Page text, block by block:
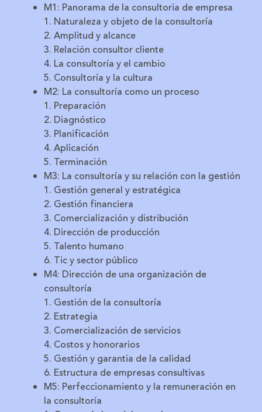
M1: Panorama de la consultoria de empresa
1. Naturaleza y objeto de la consultoría
2. Amplitud y alcance
3. Relación consultor cliente
4. La consultoría y el cambio
5. Consultoría y la cultura
M2: La consultoría como un proceso
1. Preparación
2. Diagnóstico
3. Planificación
4. Aplicación
5. Terminación
M3: La consultoría y su relación con la gestión
1. Gestión general y estratégica
2. Gestión financiera
3. Comercialización y distribución
4. Dirección de producción
5. Talento humano
6. Tic y sector público
M4: Dirección de una organización de
consultoría
1. Gestión de la consultoría
2. Estrategia
3. Comercialización de servicios
4. Costos y honorarios
5. Gestión y garantia de la calidad
6. Estructura de empresas consultivas
M5: Perfeccionamiento y la remuneración en
la consultoría